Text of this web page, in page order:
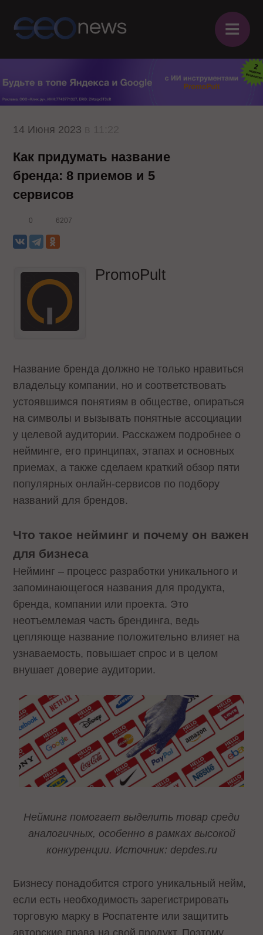
≡
14 Июня 2023
Как придумать название
бренда: 8 приемов и 5
сервисов
0 6207
PromoPult
Название бренда должно не только нравиться
владельцу компании, но и соответствовать
устоявшимся понятиям в обществе, опираться
на символы и вызывать понятные ассоциации
у целевой аудитории. Расскажем подробнее о
нейминге, его принципах, этапах и основных
приемах, а также сделаем краткий обзор пяти
популярных онлайн-сервисов по подбору
названий для брендов.
Что такое нейминг и почему он важен
для бизнеса
Нейминг – процесс разработки уникального и
запоминающегося названия для продукта,
бренда, компании или проекта. Это
неотъемлемая часть брендинга, ведь
цепляюще название положительно влияет на
узнаваемость, повышает спрос и в целом
внушает доверие аудитории.
Нейминг помогает выделить товар среди
аналогичных, особенно в рамках высокой
конкуренции. Источник: depdes.ru
Бизнесу понадобится строго уникальный нейм,
если есть необходимость зарегистрировать
торговую марку в Роспатенте или защитить
авторские права на свой продукт. Поэтому